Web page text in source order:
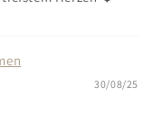
30/08/25